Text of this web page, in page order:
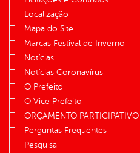
Localização
Mapa do Site
Marcas Festival de Inverno
Notícias
Notícias Coronavírus
O Prefeito
O Vice Prefeito
ORÇAMENTO
Perguntas Frequentes
Pesquisa